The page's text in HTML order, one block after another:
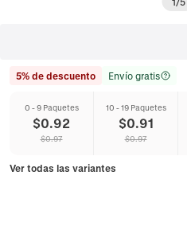
5% de descuento Envío gratis
0 - 9 Paquetes
$0.92
$0.97
10 - 19 Paquetes
$0.91
$0.97
Ver todas las variantes